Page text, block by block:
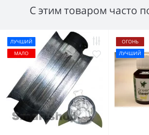
С этим товаром часто
ЛУЧШИЙ
МАЛО
ОГОНЬ
ЛУЧШИЙ